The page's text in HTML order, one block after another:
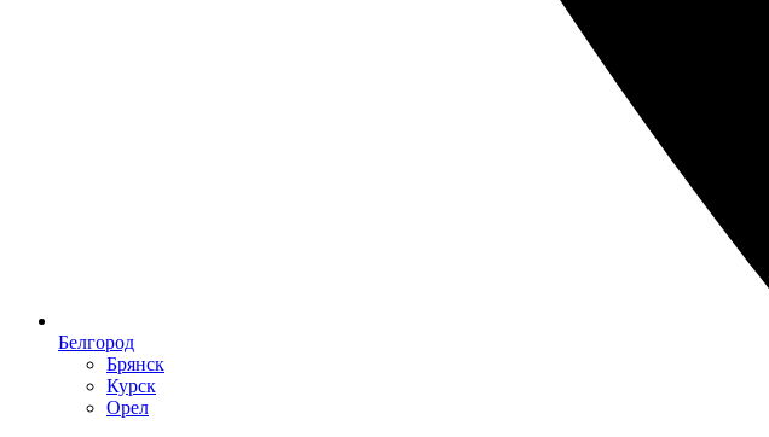
Белгород
Брянск
Курск
Орел